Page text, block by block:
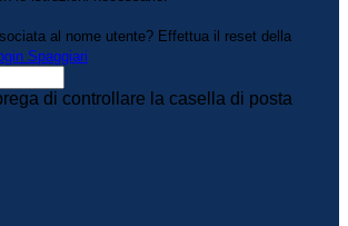
al nome utente? Effettua il reset della
Spaggiari
di controllare la casella di posta